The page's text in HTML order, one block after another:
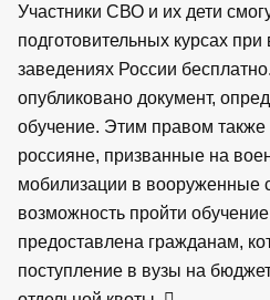
Участники СВО и их дети
подготовительных курсах
заведениях России
опубликовано документ,
обучение. Этим правом также
россияне, призванные на
мобилизации в вооруженные
возможность пройти
предоставлена гражданам,
поступление в вузы на